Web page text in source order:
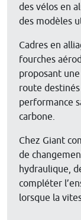
des vélos en
des modèles
Cadres en
fourches
proposant
route
performance
carbone.
Chez Giant
de
hydraulique,
compléter
lorsque la